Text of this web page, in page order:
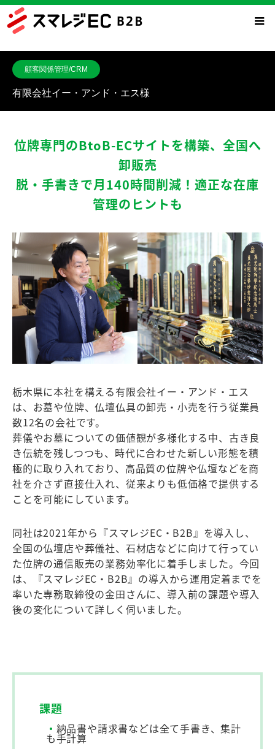
顧客関係管理/CRM
有限会社イー・アンド・エス様
位牌専門のBtoB-ECサイトを構築、全国へ
卸販売
脱・手書きで月140時間削減！適正な在庫
管理のヒントも
栃木県に本社を構える有限会社イー・アンド・エス
は、お墓や位牌、仏壇仏具の卸売・小売を行う従業員
数12名の会社です。
葬儀やお墓についての価値観が多様化する中、古き良
き伝統を残しつつも、時代に合わせた新しい形態を積
極的に取り入れており、高品質の位牌や仏壇などを商
社を介さず直接仕入れ、従来よりも低価格で提供する
ことを可能にしています。
同社は2021年から『スマレジEC・B2B』を導入し、
全国の仏壇店や葬儀社、石材店などに向けて行ってい
た位牌の通信販売の業務効率化に着手しました。今回
は、『スマレジEC・B2B』の導入から運用定着までを
率いた専務取締役の金田さんに、導入前の課題や導入
後の変化について詳しく伺いました。
課題
・ 納品書や請求書などは全て手書き、集計
も手計算